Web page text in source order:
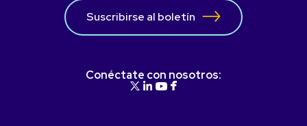
Suscribirse al boletín
Conéctate con nosotros: